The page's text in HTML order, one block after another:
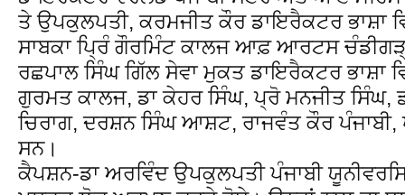
ਤੇ ਉਪਕੁਲਪਤੀ, ਕਰਮਜੀਤ ਕੌਰ ਡਾਇਰੈਕਟਰ ਭਾਸ਼ਾ
ਸਾਬਕਾ ਪਿ੍ਰੰ ਗੌਰਮਿੰਟ ਕਾਲਜ ਆਫ਼ ਆਰਟਸ
ਰਛਪਾਲ ਸਿੰਘ ਗਿੱਲ ਸੇਵਾ ਮੁਕਤ ਡਾਇਰੈਕਟਰ ਭਾਸ਼ਾ
ਗੁਰਮਤ ਕਾਲਜ, ਡਾ ਕੇਹਰ ਸਿੰਘ, ਪ੍ਰੋ ਮਨਜੀਤ ਸਿੰਘ,
ਚਿਰਾਗ, ਦਰਸ਼ਨ ਸਿੰਘ ਆਸ਼ਟ, ਰਾਜਵੰਤ ਕੌਰ
ਸਨ।
ਕੈਪਸ਼ਨ-ਡਾ ਅਰਵਿੰਦ ਉਪਕੁਲਪਤੀ ਪੰਜਾਬੀ